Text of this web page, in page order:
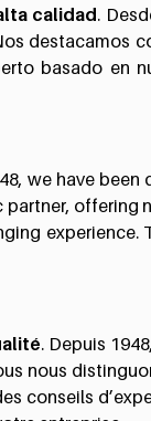
calidad.
destacamos
basado en
we have
partner, offering
experience.
. Depuis
nous
conseils